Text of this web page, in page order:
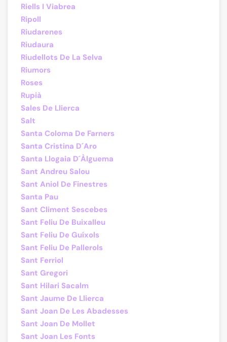
Riells I Viabrea
Ripoll
Riudarenes
Riudaura
Riudellots De La Selva
Riumors
Roses
Rupià
Sales De Llierca
Salt
Santa Coloma De Farners
Santa Cristina D´Aro
Santa Llogaia D´Àlguema
Sant Andreu Salou
Sant Aniol De Finestres
Santa Pau
Sant Climent Sescebes
Sant Feliu De Buixalleu
Sant Feliu De Guíxols
Sant Feliu De Pallerols
Sant Ferriol
Sant Gregori
Sant Hilari Sacalm
Sant Jaume De Llierca
Sant Joan De Les Abadesses
Sant Joan De Mollet
Sant Joan Les Fonts